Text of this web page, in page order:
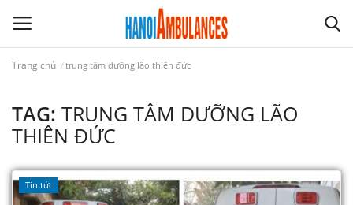
GIỚI THIỆU
XE Ô TÔ CỨU THƯƠNG
YÊU CẦU BÁO GIÁ
Trang chủ trung tâm dưỡng lão thiên đức
TAG: TRUNG TÂM DƯỠNG LÃO
THIÊN ĐỨC
Tin tức